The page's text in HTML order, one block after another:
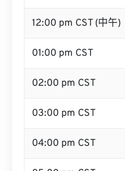
12:00 pm CST (中午)
01:00 pm CST
02:00 pm CST
03:00 pm CST
04:00 pm CST